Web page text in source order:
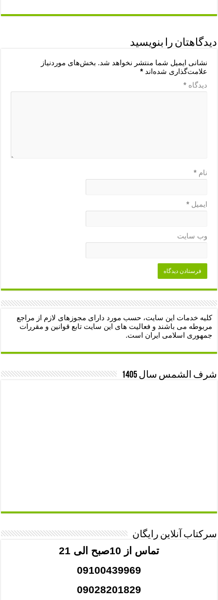
دیدگاهتان را بنویسید
نشانی ایمیل شما منتشر نخواهد شد. بخش‌های موردنیاز
علامت‌گذاری شده‌اند*
دیدگاه*
نام*
ایمیل*
وب‌ سایت
کلیه خدمات این سایت، حسب مورد دارای مجوزهای لازم از مراجع
مربوطه می باشند و فعالیت های این سایت تابع قوانین و مقررات
جمهوری اسلامی ایران است.
شرف الشمس سال 1405
سرکتاب آنلاین رایگان
تماس از 10صبح الی 21
09100439969
09028201829